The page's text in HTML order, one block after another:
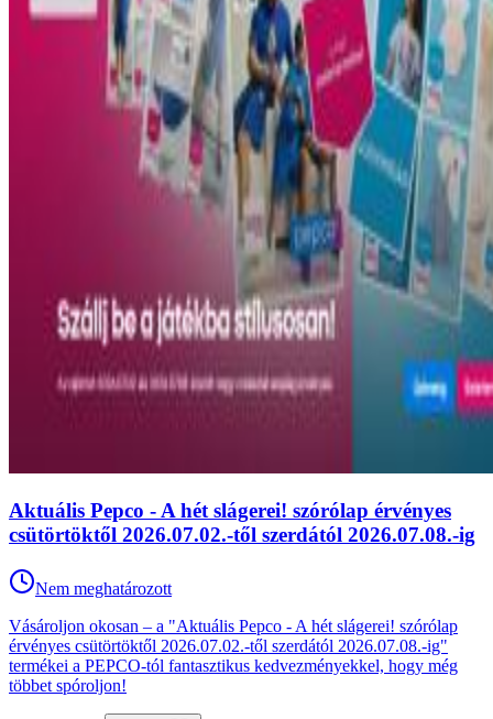
Aktuális Pepco - A hét slágerei! szórólap érvényes
csütörtöktől 2026.07.02.-től szerdától 2026.07.08.-ig
Nem meghatározott
Vásároljon okosan – a "Aktuális Pepco - A hét slágerei! szórólap
érvényes csütörtöktől 2026.07.02.-től szerdától 2026.07.08.-ig"
termékei a PEPCO-tól fantasztikus kedvezményekkel, hogy még
többet spóroljon!